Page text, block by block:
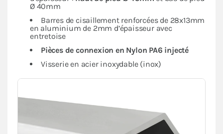
Ø 40mm
Barres de cisaillement renforcées de 28x13mm
en aluminium de 2mm d’épaisseur avec
entretoise
Pièces de connexion en Nylon PA6 injecté
Visserie en acier inoxydable (inox)